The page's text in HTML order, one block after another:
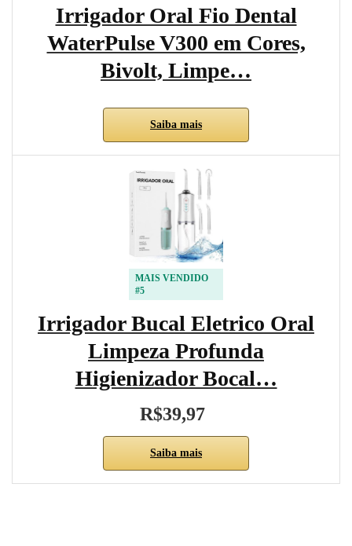
Irrigador Oral Fio Dental
WaterPulse V300 em Cores,
Bivolt, Limpe…
Saiba mais
MAIS VENDIDO
#5
Irrigador Bucal Eletrico Oral
Limpeza Profunda
Higienizador Bocal…
R$39,97
Saiba mais